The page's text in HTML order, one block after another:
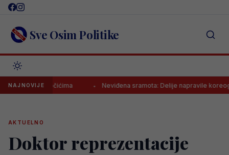
Skip
content Sve Osim Politike
NAJNOVIJE Neviđena sramota: Delije napravile koreografiju u čast
AKTUELNO
Doktor reprezentacije